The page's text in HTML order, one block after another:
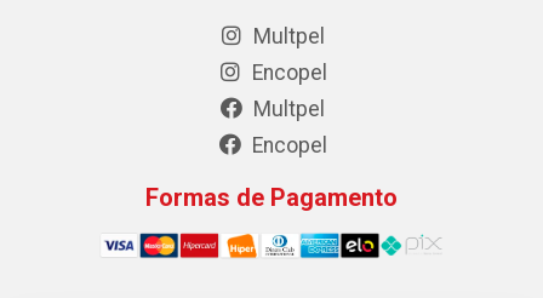
Multpel
Encopel
Multpel
Encopel
Formas de Pagamento